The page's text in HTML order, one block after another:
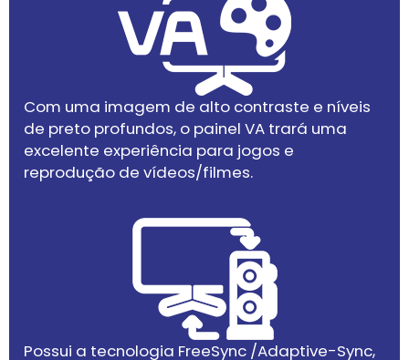
Com uma imagem de alto contraste e níveis
de preto profundos, o painel VA trará uma
excelente experiência para jogos e
reprodução de vídeos/filmes.
Possui a tecnologia FreeSync /Adaptive-Sync,